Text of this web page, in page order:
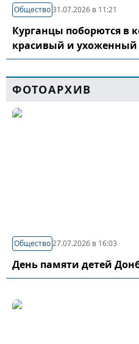
Общество31.07.2026 в 11:21
Курганцы поборются в
красивый и
ФОТОАРХИВ
Общество27.07.2026 в 16:03
День памяти детей